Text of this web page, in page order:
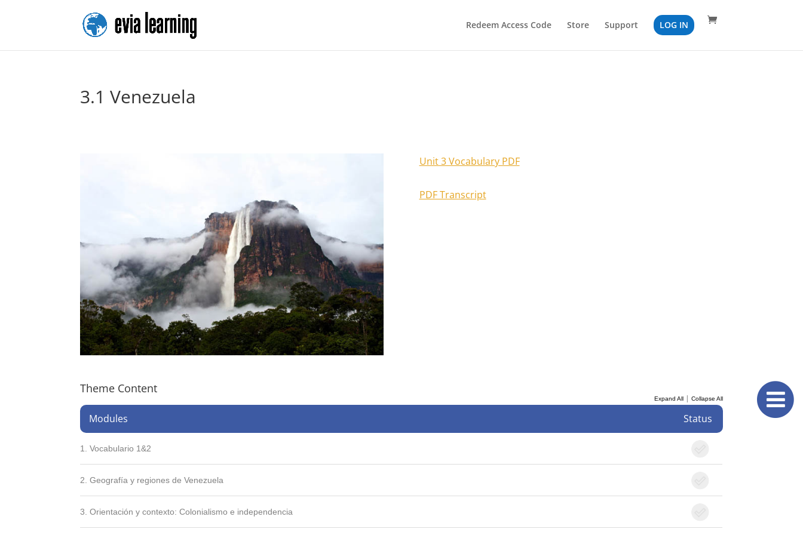
Redeem Access Code Store Support LOG IN
3.1 Venezuela
Unit 3 Vocabulary PDF
PDF Transcript
Theme Content
Expand All| Collapse All
Modules Status
1. Vocabulario 1&2
2. Geografía y regiones de Venezuela
3. Orientación y contexto: Colonialismo e independencia